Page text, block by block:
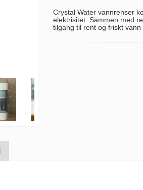
Crystal Water vannrenser
elektrisitet. Sammen med
tilgang til rent og friskt